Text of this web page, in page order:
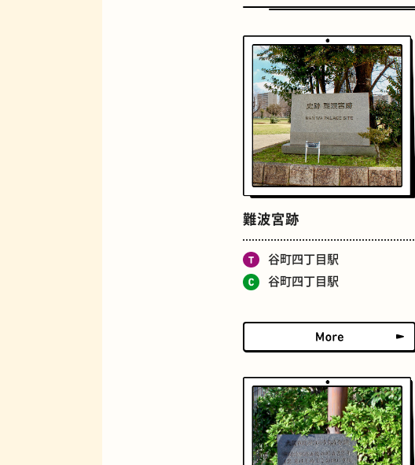
おいもス
難波宮跡
谷町四丁目駅
谷町四丁目駅